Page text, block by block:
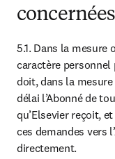
concernées
5.1. Dans la mesure
caractère personnel
doit, dans la
délai l’Abonné de
qu’Elsevier reçoit,
ces demandes vers
directement.